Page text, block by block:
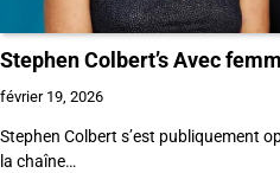
Stephen Colbert’s Avec
février 19, 2026
Stephen Colbert s’est publiquement
la chaîne…